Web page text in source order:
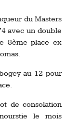
du Masters
avec un double
8ème place ex
au 12 pour
de consolation
le mois